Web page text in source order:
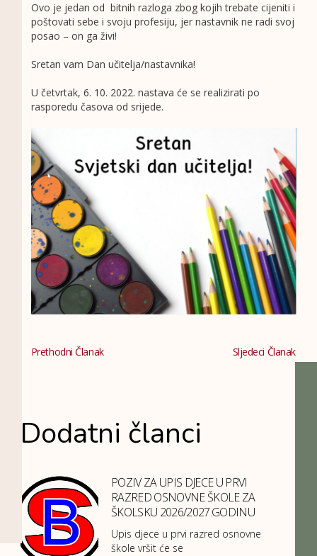
Ovo je jedan od bitnih razloga zbog kojih trebate cijeniti i
poštovati sebe i svoju profesiju, jer nastavnik ne radi svoj
posao – on ga živi!
Sretan vam Dan učitelja/nastavnika!
U četvrtak, 6. 10. 2022. nastava će se realizirati po
rasporedu časova od srijede.
Prethodni Članak Sljedeci Članak
Dodatni članci
POZIV ZA UPIS DJECE U PRVI
RAZRED OSNOVNE ŠKOLE ZA
ŠKOLSKU 2026/2027.GODINU
Upis djece u prvi razred osnovne
škole vršit će se